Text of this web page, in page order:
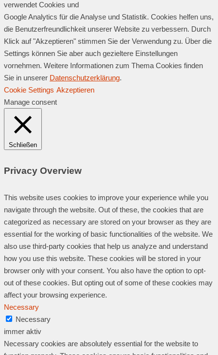
verwendet Cookies und
Google Analytics für die Analyse und Statistik. Cookies helfen uns,
die Benutzerfreundlichkeit unserer Website zu verbessern. Durch
Klick auf "Akzeptieren" stimmen Sie der Verwendung zu. Über die
Settings können Sie aber auch gezieltere Einstellungen
vornehmen. Weitere Informationen zum Thema Cookies finden
Sie in unserer Datenschutzerklärung.
Cookie Settings Akzeptieren
Manage consent
Schließen
Privacy Overview
This website uses cookies to improve your experience while you
navigate through the website. Out of these, the cookies that are
categorized as necessary are stored on your browser as they are
essential for the working of basic functionalities of the website. We
also use third-party cookies that help us analyze and understand
how you use this website. These cookies will be stored in your
browser only with your consent. You also have the option to opt-
out of these cookies. But opting out of some of these cookies may
affect your browsing experience.
Necessary
Necessary
immer aktiv
Necessary cookies are absolutely essential for the website to